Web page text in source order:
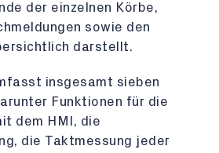
der einzelnen Körbe,
sowie den
darstellt.
insgesamt sieben
Funktionen für die
dem HMI, die
die Taktmessung jeder